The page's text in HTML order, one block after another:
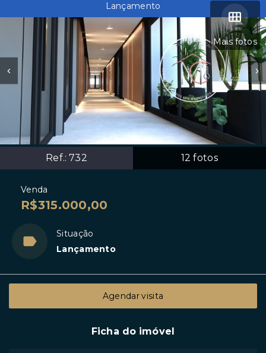
Mais fotos
Ref.:732 12 fotos
Lançamento
Venda
R$315.000,00
Situação
Lançamento
Agendar visita
Ficha do imóvel